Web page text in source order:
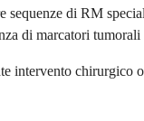
di RM
di marcatori
intervento